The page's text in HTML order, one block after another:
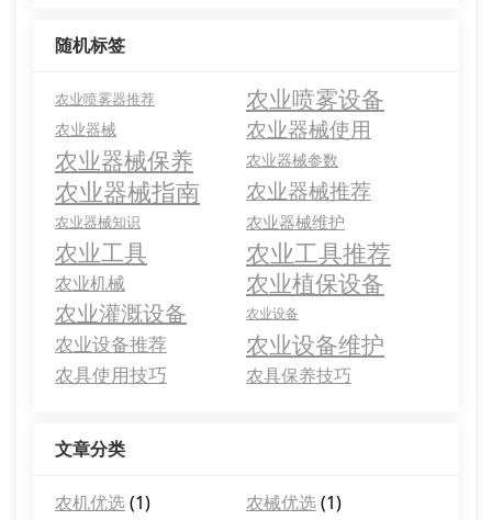
随机标签
农业喷雾器推荐 农业喷雾设备
农业器械 农业器械使用
农业器械保养 农业器械参数
农业器械指南 农业器械推荐
农业器械知识 农业器械维护
农业工具 农业工具推荐
农业机械 农业植保设备
农业灌溉设备 农业设备
农业设备推荐 农业设备维护
农具使用技巧 农具保养技巧
文章分类
农机优选(1) 农械优选(1)